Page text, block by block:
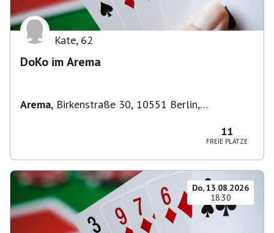
Kate, 62
DoKo im Arema
Arema, Birkenstraße 30, 10551 Berlin,
11
FREIE PLÄTZE
Do, 13.08.2026
18:30